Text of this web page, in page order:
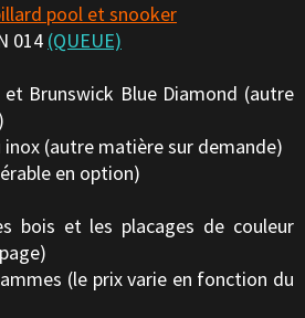
pool et snooker
014 (QUEUE)
Brunswick Blue Diamond (autre
inox (autre matière sur demande)
en option)
bois et les placages de couleur
(le prix varie en fonction du